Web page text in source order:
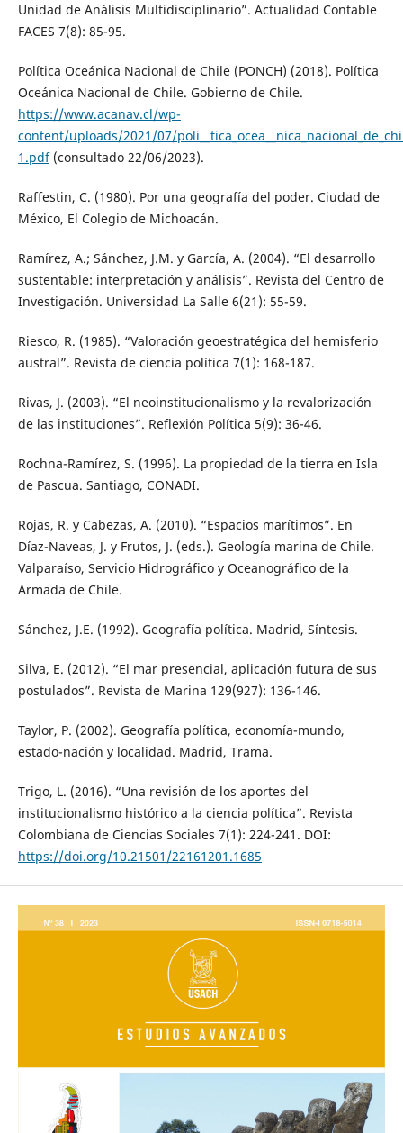
Unidad de Análisis Multidisciplinario”. Actualidad Contable
FACES 7(8): 85-95.
Política Oceánica Nacional de Chile (PONCH) (2018). Política
Oceánica Nacional de Chile. Gobierno de Chile.
https://www.acanav.cl/wp-
content/uploads/2021/07/
1.pdf(consultado 22/06/2023).
Raffestin, C. (1980). Por una geografía del poder. Ciudad de
México, El Colegio de Michoacán.
Ramírez, A.; Sánchez, J.M. y García, A. (2004). “El desarrollo
sustentable: interpretación y análisis”. Revista del Centro de
Investigación. Universidad La Salle 6(21): 55-59.
Riesco, R. (1985). “Valoración geoestratégica del hemisferio
austral”. Revista de ciencia política 7(1): 168-187.
Rivas, J. (2003). “El neoinstitucionalismo y la revalorización
de las instituciones”. Reflexión Política 5(9): 36-46.
Rochna-Ramírez, S. (1996). La propiedad de la tierra en Isla
de Pascua. Santiago, CONADI.
Rojas, R. y Cabezas, A. (2010). “Espacios marítimos”. En
Díaz-Naveas, J. y Frutos, J. (eds.). Geología marina de Chile.
Valparaíso, Servicio Hidrográfico y Oceanográfico de la
Armada de Chile.
Sánchez, J.E. (1992). Geografía política. Madrid, Síntesis.
Silva, E. (2012). “El mar presencial, aplicación futura de sus
postulados”. Revista de Marina 129(927): 136-146.
Taylor, P. (2002). Geografía política, economía-mundo,
estado-nación y localidad. Madrid, Trama.
Trigo, L. (2016). “Una revisión de los aportes del
institucionalismo histórico a la ciencia política”. Revista
Colombiana de Ciencias Sociales 7(1): 224-241. DOI:
https://doi.org/10.21501/22161201.1685